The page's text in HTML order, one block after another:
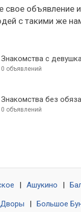
объявление
с такими же
Знакомства с
0 объявлений
0 объявлений
Ашукино
Большое